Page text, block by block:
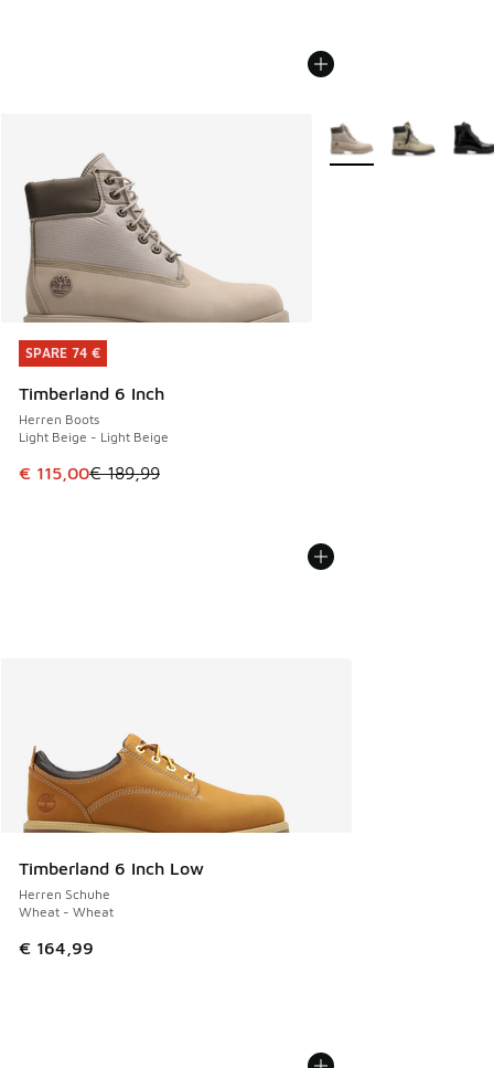
SPARE 74 €
Timberland 6 Inch
Herren Boots
Light Beige - Light Beige
Dieser Artikel ist im Sale. Der Preis ist von € 189,99 auf €
€ 115,00€ 189,99
SPARE 74 €
Weitere Farben
Timberland 6 Inch Low
Herren Schuhe
Wheat - Wheat
€ 164,99